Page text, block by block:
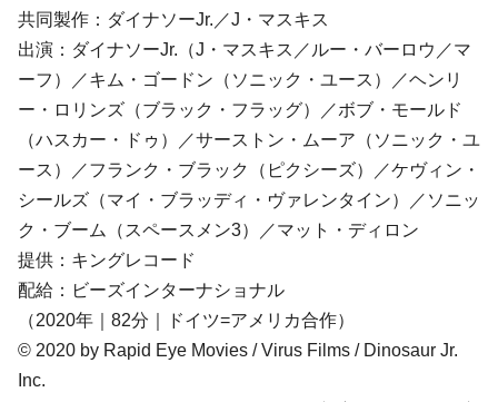
共同製作：ダイナソーJr.／J・マスキス
出演：ダイナソーJr.（J・マスキス／ルー・バーロウ／マ
ーフ）／キム・ゴードン（ソニック・ユース）／ヘンリ
ー・ロリンズ（ブラック・フラッグ）／ボブ・モールド
（ハスカー・ドゥ）／サーストン・ムーア（ソニック・ユ
ース）／フランク・ブラック（ピクシーズ）／ケヴィン・
シールズ（マイ・ブラッディ・ヴァレンタイン）／ソニッ
ク・ブーム（スペースメン3）／マット・ディロン
提供：キングレコード
配給：ビーズインターナショナル
（2020年｜82分｜ドイツ=アメリカ合作）
© 2020 by Rapid Eye Movies / Virus Films / Dinosaur Jr.
Inc.